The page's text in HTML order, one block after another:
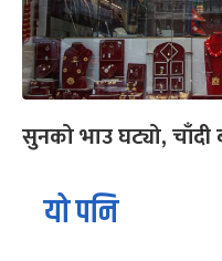
सुनको भाउ घट्यो, चाँदी
यो पनि